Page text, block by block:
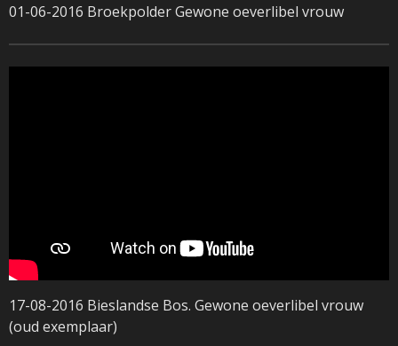
01-06-2016 Broekpolder Gewone oeverlibel vrouw
17-08-2016 Bieslandse Bos. Gewone oeverlibel vrouw
(oud exemplaar)